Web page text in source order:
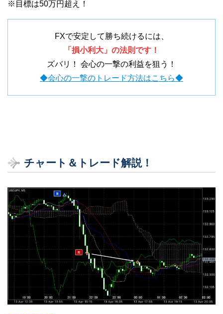
※目標は50万円超え！
FXで安定して勝ち続けるには、
「損小利大」の法則です！
ズバリ！ 会心の一撃の利益を狙う！
◆会心の一撃のトレード方法はこちら◆
チャート＆トレード解説！